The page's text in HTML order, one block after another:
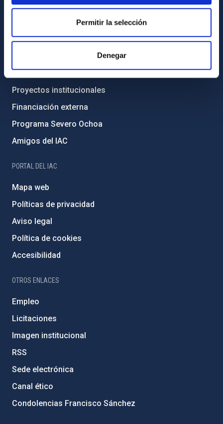
Permitir la selección
Denegar
Transparencia
Código ético y política antifraude
Igualdad y diversidad de género
Medio Ambiente y Sostenibilidad
Proyectos institucionales
Financiación externa
Programa Severo Ochoa
Amigos del IAC
PORTAL DEL IAC
Mapa web
Políticas de privacidad
Aviso legal
Política de cookies
Accesibilidad
OTROS ENLACES
Empleo
Licitaciones
Imagen institucional
RSS
Sede electrónica
Canal ético
Condolencias Francisco Sánchez